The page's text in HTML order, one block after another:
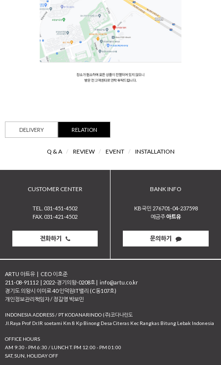
DELIVERY RELATION
Q & A / REVIEW / EVENT / INSTALLATION
CUSTOMER CENTER
TEL. 031-451-4502
FAX. 031-421-4502
전화하기
BANK INFO
KB국민 276701-04-237598
예금주아트유
문의하기
ARTU 아트유 | CEO 이호준
211-08-91112 | 2022-경기의왕-0208호 | info@artu.co.kr
경기도 의왕시 이미로 40 인덕원IT밸리 (C동107호)
개인정보관리책임자 / 정길영 박보민
INDONESIA ADDRESS / PT KODANARINDO (주)코다나린도
JI.Raya Prof Dr.IR soetami Km 8 Kp Binong Desa Citeras Kec Rangkas Bitung Lebak Indonesia
OFFICE HOURS
AM 9:30 - PM 6:30 / LUNCH T. PM 12:00 - PM 01:00
SAT, SUN, HOLIDAY OFF